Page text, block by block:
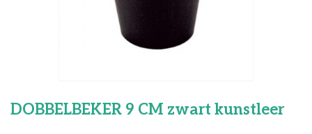
DOBBELBEKER 9 CM zwart kunstleer